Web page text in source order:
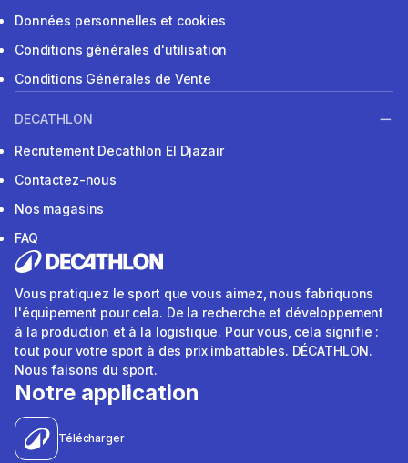
Données personnelles et cookies
Conditions générales d'utilisation
Conditions Générales de Vente
DECATHLON
Recrutement Decathlon El Djazair
Contactez-nous
Nos magasins
FAQ
Vous pratiquez le sport que vous aimez, nous fabriquons
l'équipement pour cela. De la recherche et développement
à la production et à la logistique. Pour vous, cela signifie :
tout pour votre sport à des prix imbattables. DÉCATHLON.
Nous faisons du sport.
Notre application
Télécharger